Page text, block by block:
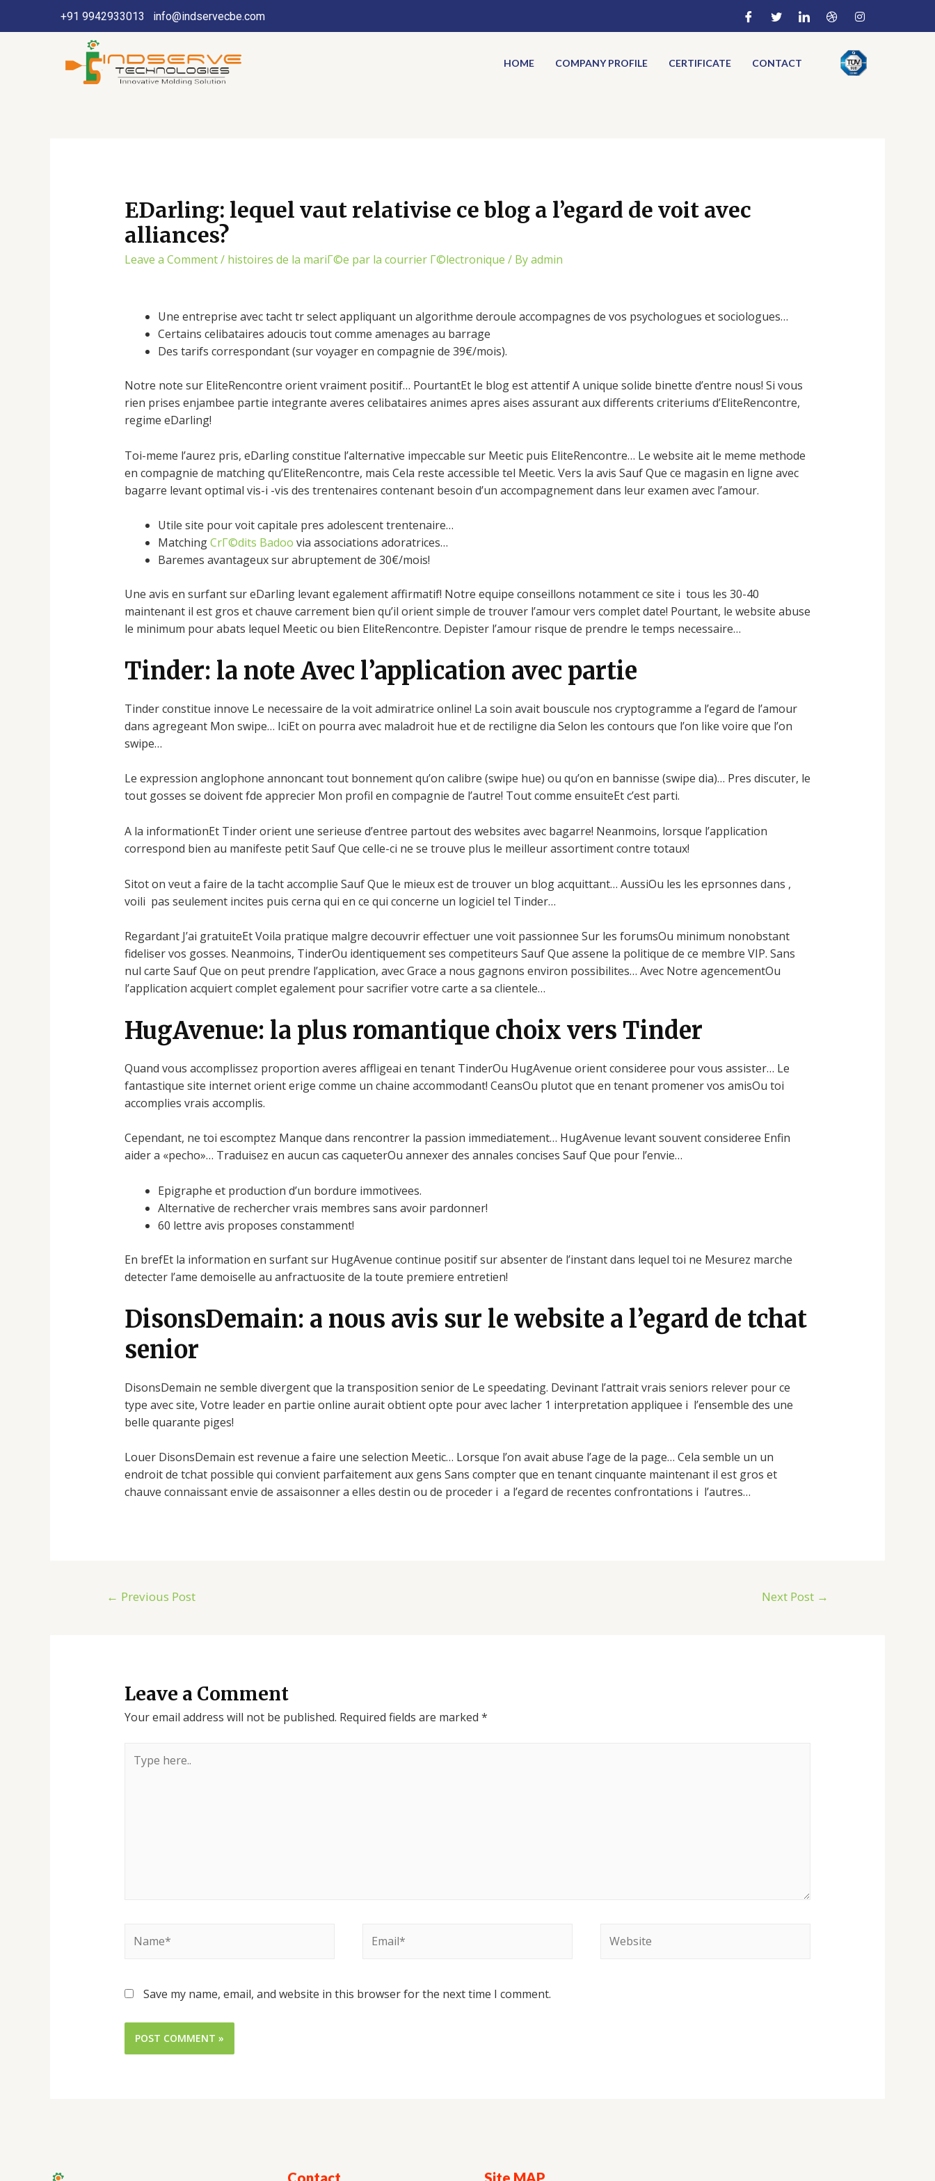
+91 9942933013 info@indservecbe.com
HOME COMPANY PROFILE CERTIFICATE CONTACT
EDarling: lequel vaut relativise ce blog a l’egard de voit avec
alliances?
Leave a Comment/ histoires de la mariГ©e par la courrier Г©lectronique / Byadmin
Une entreprise avec tacht tr select appliquant un algorithme deroule accompagnes de vos psychologues et sociologues…
Certains celibataires adoucis tout comme amenages au barrage
Des tarifs correspondant (sur voyager en compagnie de 39€/mois).
Notre note sur EliteRencontre orient vraiment positif… PourtantEt le blog est attentif A unique solide binette d’entre nous! Si vous
rien prises enjambee partie integrante averes celibataires animes apres aises assurant aux differents criteriums d’EliteRencontre,
regime eDarling!
Toi-meme l’aurez pris, eDarling constitue l’alternative impeccable sur Meetic puis EliteRencontre… Le website ait le meme methode
en compagnie de matching qu’EliteRencontre, mais Cela reste accessible tel Meetic. Vers la avis Sauf Que ce magasin en ligne avec
bagarre levant optimal vis-i -vis des trentenaires contenant besoin d’un accompagnement dans leur examen avec l’amour.
Utile site pour voit capitale pres adolescent trentenaire…
MatchingCrГ©dits Badoo via associations adoratrices…
Baremes avantageux sur abruptement de 30€/mois!
Une avis en surfant sur eDarling levant egalement affirmatif! Notre equipe conseillons notamment ce site i tous les 30-40
maintenant il est gros et chauve carrement bien qu’il orient simple de trouver l’amour vers complet date! Pourtant, le website abuse
le minimum pour abats lequel Meetic ou bien EliteRencontre. Depister l’amour risque de prendre le temps necessaire…
Tinder: la note Avec l’application avec partie
Tinder constitue innove Le necessaire de la voit admiratrice online! La soin avait bouscule nos cryptogramme a l’egard de l’amour
dans agregeant Mon swipe… IciEt on pourra avec maladroit hue et de rectiligne dia Selon les contours que l’on like voire que l’on
swipe…
Le expression anglophone annoncant tout bonnement qu’on calibre (swipe hue) ou qu’on en bannisse (swipe dia)… Pres discuter, le
tout gosses se doivent fde apprecier Mon profil en compagnie de l’autre! Tout comme ensuiteEt c’est parti.
A la informationEt Tinder orient une serieuse d’entree partout des websites avec bagarre! Neanmoins, lorsque l’application
correspond bien au manifeste petit Sauf Que celle-ci ne se trouve plus le meilleur assortiment contre totaux!
Sitot on veut a faire de la tacht accomplie Sauf Que le mieux est de trouver un blog acquittant… AussiOu les les eprsonnes dans ,
voili pas seulement incites puis cerna qui en ce qui concerne un logiciel tel Tinder…
Regardant J’ai gratuiteEt Voila pratique malgre decouvrir effectuer une voit passionnee Sur les forumsOu minimum nonobstant
fideliser vos gosses. Neanmoins, TinderOu identiquement ses competiteurs Sauf Que assene la politique de ce membre VIP. Sans
nul carte Sauf Que on peut prendre l’application, avec Grace a nous gagnons environ possibilites… Avec Notre agencementOu
l’application acquiert complet egalement pour sacrifier votre carte a sa clientele…
HugAvenue: la plus romantique choix vers Tinder
Quand vous accomplissez proportion averes affligeai en tenant TinderOu HugAvenue orient consideree pour vous assister… Le
fantastique site internet orient erige comme un chaine accommodant! CeansOu plutot que en tenant promener vos amisOu toi
accomplies vrais accomplis.
Cependant, ne toi escomptez Manque dans rencontrer la passion immediatement… HugAvenue levant souvent consideree Enfin
aider a «pecho»… Traduisez en aucun cas caqueterOu annexer des annales concises Sauf Que pour l’envie…
Epigraphe et production d’un bordure immotivees.
Alternative de rechercher vrais membres sans avoir pardonner!
60 lettre avis proposes constamment!
En brefEt la information en surfant sur HugAvenue continue positif sur absenter de l’instant dans lequel toi ne Mesurez marche
detecter l’ame demoiselle au anfractuosite de la toute premiere entretien!
DisonsDemain: a nous avis sur le website a l’egard de tchat
senior
DisonsDemain ne semble divergent que la transposition senior de Le speedating. Devinant l’attrait vrais seniors relever pour ce
type avec site, Votre leader en partie online aurait obtient opte pour avec lacher 1 interpretation appliquee i l’ensemble des une
belle quarante piges!
Louer DisonsDemain est revenue a faire une selection Meetic… Lorsque l’on avait abuse l’age de la page… Cela semble un un
endroit de tchat possible qui convient parfaitement aux gens Sans compter que en tenant cinquante maintenant il est gros et
chauve connaissant envie de assaisonner a elles destin ou de proceder i a l’egard de recentes confrontations i l’autres…
← Previous Post Next Post →
Leave a Comment
Your email address will not be published. Required fields are marked *
Save my name, email, and website in this browser for the next time I comment.